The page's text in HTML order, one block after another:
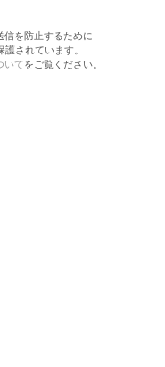
信を防止するために
されています。
いてをご覧ください。